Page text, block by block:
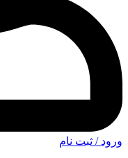
ورود / ثبت نام